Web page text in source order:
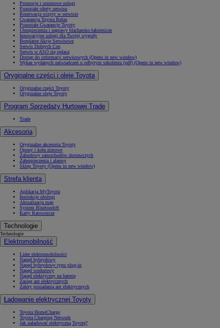
Promocje i sezonowe usługi
Pozostałe oferty serwisu
Rezerwacja wizyty w serwisie
Gwarancja Toyota Relax
Pozostałe Gwarancje Toyoty
Ubezpieczenia i naprawy blacharsko-lakiernicze
Innowacyjne usługi dla Twojej wygody
Bezpłatne Akcje Serwisowe
Serwis Dobrych Cen
Serwis w ASO się opłaca
Dostęp do informacji serwisowych (Opens in new window)
Wykaz wydanych zaświadczeń o odbytym szkoleniu (pdf) (Opens in new window)
Oryginalne części i oleje Toyota
Oryginalne części Toyoty
Oryginalne oleje Toyoty
Program Sprzedaży Hurtowej Trade
Trade
Akcesoria
Oryginalne akcesoria Toyoty
Opony i koła zimowe
Zabudowy samochodów dostawczych
Zabezpieczenia i alarmy
Sklep Toyoty (Opens in new window)
Strefa klienta
Aplikacja MyToyota
Instrukcje obsługi
Aktualizacja map
System Bluetooth®
Karty Ratownicze
Technologie
Technologie
Elektromobilność
Lider elektromobilności
Napęd hybrydowy
Napęd hybrydowy typu plug-in
Napęd wodorowy
Napęd elektryczny na baterię
Zasięg aut elektrycznych
Zalety posiadania aut elektrycznych
Ładowanie elektrycznej Toyoty
Toyota HomeCharge
Toyota Charging Network
Jak naładować elektryczną Toyotę?